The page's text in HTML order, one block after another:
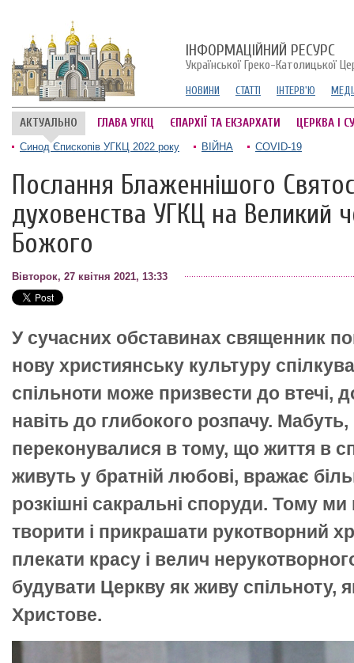
ІНФОРМАЦІЙНИЙ РЕСУРС
Української Греко-Католицької
НОВИНИ СТАТТІ ІНТЕРВ'Ю
АКТУАЛЬНО ГЛАВА УГКЦ ЄПАРХІЇ ТА ЕКЗАРХАТИ ЦЕРКВА І
Синод Єпископів УГКЦ 2022 року ВІЙНА COVID-19
Послання Блаженнішого
духовенства УГКЦ на Великий
Божого
Вівторок, 27 квітня 2021, 13:33
У сучасних обставинах священник
нову християнську культуру
спільноти може призвести до втечі,
навіть до глибокого розпачу.
переконувалися в тому, що життя в
живуть у братній любові, вражає
розкішні сакральні споруди. Тому ми
творити і прикрашати рукотворний
плекати красу і велич
будувати Церкву як живу спільноту,
Христове.